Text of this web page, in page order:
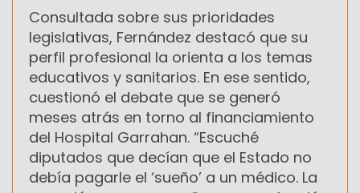
Consultada sobre sus prioridades
legislativas, Fernández destacó que su
perfil profesional la orienta a los temas
educativos y sanitarios. En ese sentido,
cuestionó el debate que se generó
meses atrás en torno al financiamiento
del Hospital Garrahan. “Escuché
diputados que decían que el Estado no
debía pagarle el ‘sueño’ a un médico. La